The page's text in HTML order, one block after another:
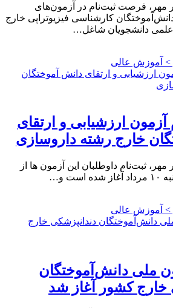
مهر، فرصت ثبت‌نام در آزمون‌های
کارشناسی فیزیوتراپی خارج
علمی دانشجویان شاغل…
> آموزش عالی
آزمون‌ ارزشیابی و ارتقای
خارج رشته داروسازی
ثبت‌نام داوطلبان این آزمون ها از
> آموزش عالی
ملی دانش‌آموختگان
خارج کشور آغاز شد